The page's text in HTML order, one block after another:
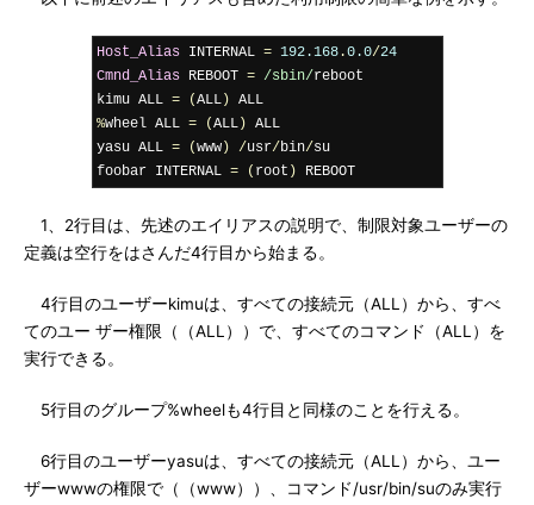
Host_Alias INTERNAL = 192.168.0.0/24
Cmnd_Alias REBOOT = /sbin/reboot
kimu ALL = (ALL)
ALL
%wheel ALL = (ALL) ALL
yasu ALL = (www) /usr/bin/su
foobar INTERNAL = ( root ) REBOOT
1、2行目は、先述のエイリアスの説明で、制限対象ユーザーの
定義は空行をはさんだ4行目から始まる。
4行目のユーザーkimuは、すべての接続元（ALL）から、すべ
てのユー ザー権限（（ALL））で、すべてのコマンド（ALL）を
実行できる。
5行目のグループ%wheelも4行目と同様のことを行える。
6行目のユーザーyasuは、すべての接続元（ALL）から、ユー
ザーwwwの権限で（（www））、コマンド/usr/bin/suのみ実行